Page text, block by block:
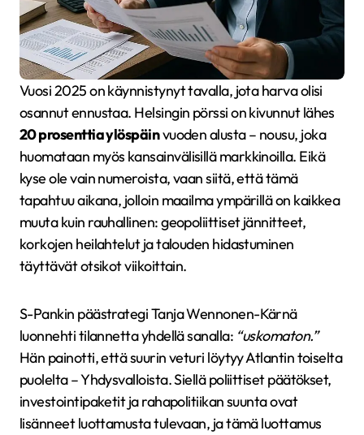
Vuosi 2025 on käynnistynyt tavalla, jota harva olisi
osannut ennustaa. Helsingin pörssi on kivunnut lähes
20 prosenttia ylöspäinvuoden alusta – nousu, joka
huomataan myös kansainvälisillä markkinoilla. Eikä
kyse ole vain numeroista, vaan siitä, että tämä
tapahtuu aikana, jolloin maailma ympärillä on kaikkea
muuta kuin rauhallinen: geopoliittiset jännitteet,
korkojen heilahtelut ja talouden hidastuminen
täyttävät otsikot viikoittain.
S-Pankin päästrategi Tanja Wennonen-Kärnä
luonnehti tilannetta yhdellä sanalla: “uskomaton.”
Hän painotti, että suurin veturi löytyy Atlantin toiselta
puolelta – Yhdysvalloista. Siellä poliittiset päätökset,
investointipaketit ja rahapolitiikan suunta ovat
lisänneet luottamusta tulevaan, ja tämä luottamus